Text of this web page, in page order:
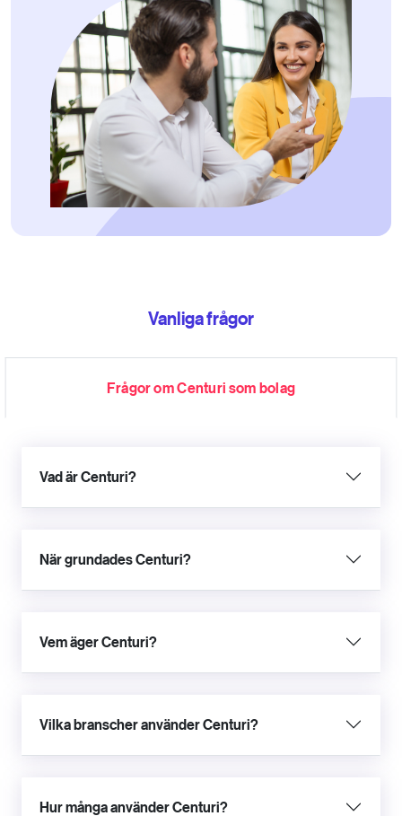
Vanliga frågor
Frågor om Centuri som bolag
Vad är Centuri?
När grundades Centuri?
Vem äger Centuri?
Vilka branscher använder Centuri?
Hur många använder Centuri?